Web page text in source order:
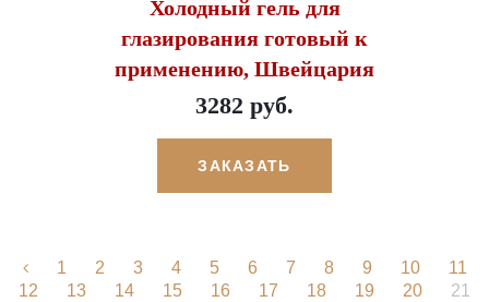
Холодный гель для
глазирования готовый к
применению, Швейцария
3282 руб.
ЗАКАЗАТЬ
1 2 3 4 5 6 7 8 9 10
11
12
13 14 15 16 17 18 19 20
21